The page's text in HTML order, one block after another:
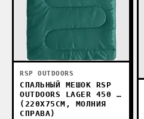
RSP OUTDOORS
СПАЛЬНЫЙ МЕШОК RSP
OUTDOORS LAGER 450 R
(220X75СМ, МОЛНИЯ
СПРАВА)